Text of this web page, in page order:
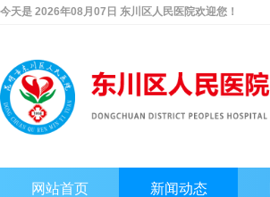
今天是 2026年08月07日 东川区人民医院欢迎您！
网站首页 新闻动态